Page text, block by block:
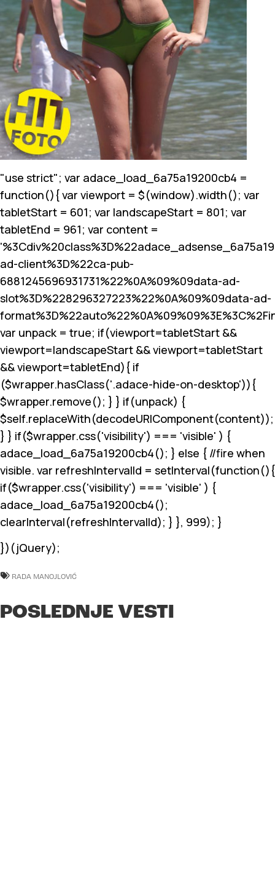
"use strict"; var adace_load_6a75a19200cb4 =
function(){ var viewport = $(window).width(); var
tabletStart = 601; var landscapeStart = 801; var
tabletEnd = 961; var content =
ad-client%3D%22ca-pub-
6881245696931731%22%0A%09%09data-ad-
slot%3D%228296327223%22%0A%09%09data-ad-
var unpack = true; if(viewport=tabletStart &&
viewport=landscapeStart && viewport=tabletStart
&& viewport=tabletEnd){ if
($wrapper.hasClass('.adace-hide-on-desktop')){
$wrapper.remove(); } } if(unpack) {
$self.replaceWith(decodeURIComponent(content));
} } if($wrapper.css('visibility') === 'visible' ) {
adace_load_6a75a19200cb4(); } else { //fire when
visible. var refreshIntervalId = setInterval(function(){
if($wrapper.css('visibility') === 'visible' ) {
adace_load_6a75a19200cb4();
clearInterval(refreshIntervalId); } }, 999); }
})(jQuery);
RADA MANOJLOVIĆ
POSLEDNJE VESTI